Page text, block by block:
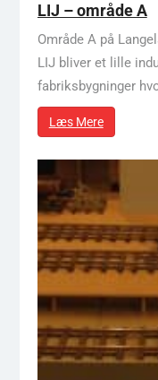
LIJ – område A
Område A på
LIJ bliver et lille
fabriksbygninger
Læs Mere